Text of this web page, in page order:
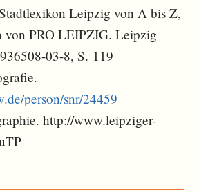
Leipzig von A bis Z,
von PRO LEIPZIG. Leipzig
03-8, S. 119
person/snr/24459
http://www.leipziger-